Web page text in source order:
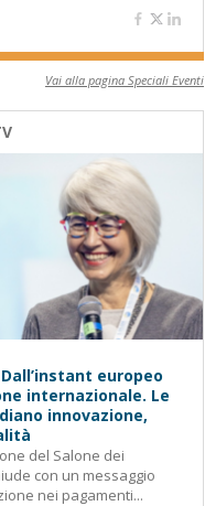
Vai alla pagina Speciali Eventi
europeo
internazionale. Le
innovazione,
del Salone dei
con un messaggio
nei pagamenti...